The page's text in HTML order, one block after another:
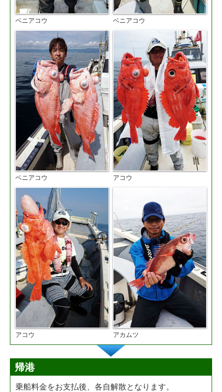
ベニアコウ ベニアコウ
ベニアコウ アコウ
アコウ アカムツ
帰港
乗船料金をお支払後、各自解散となります。